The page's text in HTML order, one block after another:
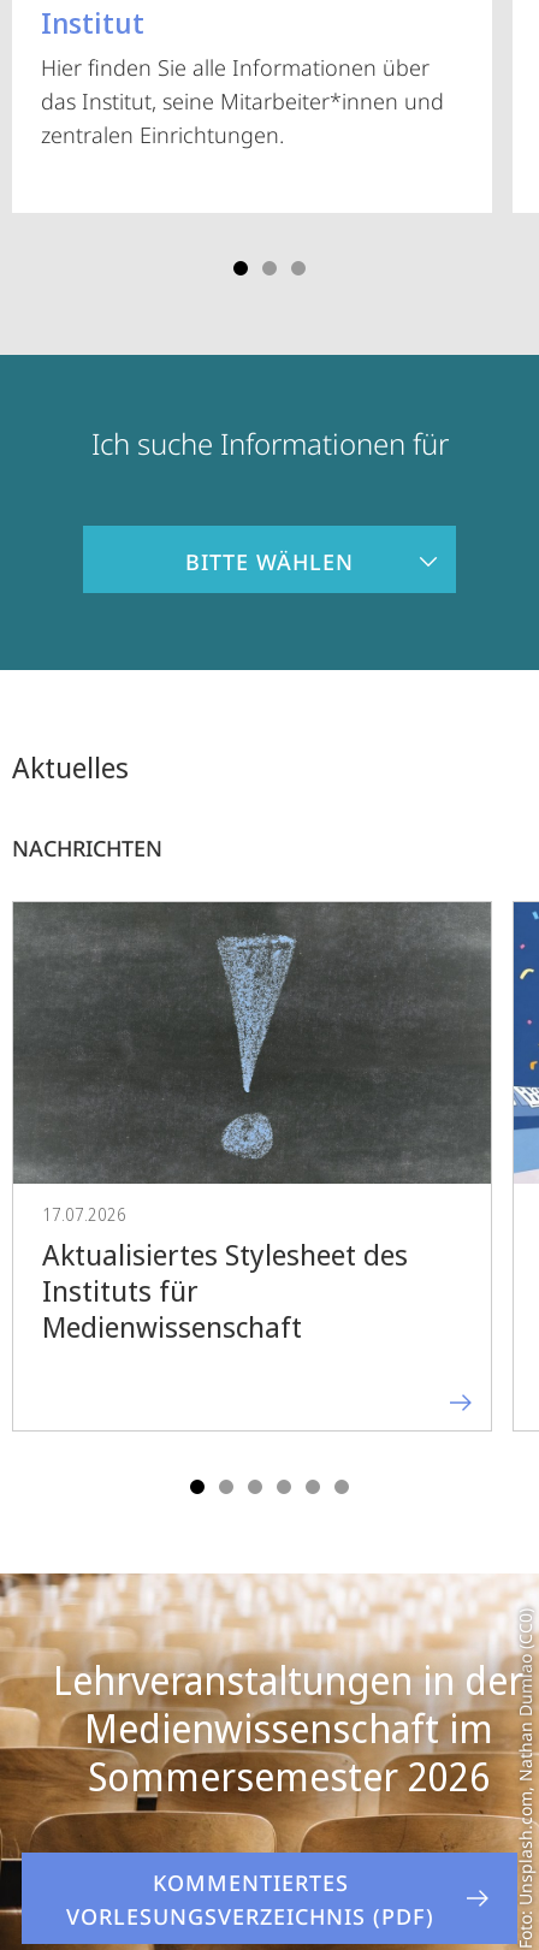
Institut
Hier finden Sie alle Informationen über
das Institut, seine Mitarbeiter*innen und
zentralen Einrichtungen.
Zielgruppeninformationen
Ich suche Informationen für
BITTE WÄHLEN
Aktuelles
NACHRICHTEN
17.07.2026
Aktualisiertes Stylesheet des
Instituts für
Medienwissenschaft
Foto: Unsplash.com, Nathan Dumlao (CC0)
Lehrveranstaltungen in der
Medienwissenschaft im
KOMMENTIERTES
VORLESUNGSVERZEICHNIS (PDF)